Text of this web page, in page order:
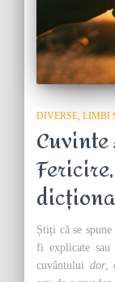
DIVERSE LIMBI
Știți că se
fi explicate sau
cuvântului dor,